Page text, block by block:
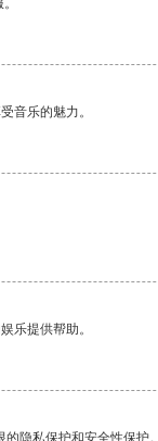
音乐的魅力。
乐提供帮助。
的隐私保护和安全性保护